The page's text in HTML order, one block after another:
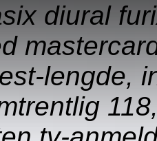
diural
lengde,